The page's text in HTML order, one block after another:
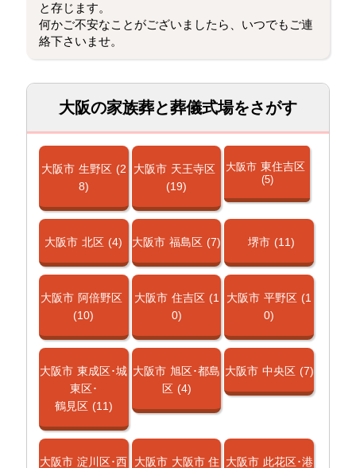
と存じます。
何かご不安なことがございましたら、いつでもご連
絡下さいませ。
大阪の家族葬と葬儀式場をさがす
大阪市 生野区 (2
8)
大阪市 天王寺区
(19)
大阪市 東住吉区
(5)
大阪市 北区 (4) 大阪市 福島区 (7) 堺市 (11)
大阪市 阿倍野区
(10)
大阪市 住吉区 (1
0)
大阪市 平野区 (1
0)
大阪市 東成区･城
東区･
鶴見区 (11)
大阪市 旭区･都島
区 (4)
大阪市 中央区 (7)
大阪市 淀川区･西
大阪市 大阪市 住
大阪市 此花区･港